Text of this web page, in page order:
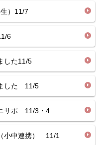
）11/7
6
した11/5
した 11/5
サポ 11/3・4
小中連携） 11/1